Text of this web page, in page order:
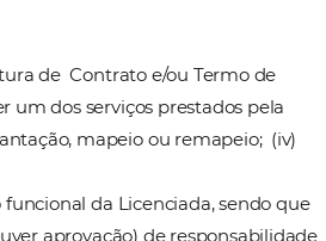
cláusulas e condições:
constantes noAnexo I